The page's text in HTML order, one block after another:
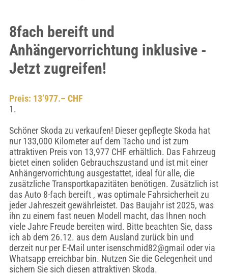
8fach bereift und
Anhängervorrichtung inklusive -
Jetzt zugreifen!
Preis: 13’977.– CHF
1.
Schöner Skoda zu verkaufen! Dieser gepflegte Skoda hat
nur 133,000 Kilometer auf dem Tacho und ist zum
attraktiven Preis von 13,977 CHF erhältlich. Das Fahrzeug
bietet einen soliden Gebrauchszustand und ist mit einer
Anhängervorrichtung ausgestattet, ideal für alle, die
zusätzliche Transportkapazitäten benötigen. Zusätzlich ist
das Auto 8-fach bereift , was optimale Fahrsicherheit zu
jeder Jahreszeit gewährleistet. Das Baujahr ist 2025, was
ihn zu einem fast neuen Modell macht, das Ihnen noch
viele Jahre Freude bereiten wird. Bitte beachten Sie, dass
ich ab dem 26.12. aus dem Ausland zurück bin und
derzeit nur per E-Mail unter isenschmid82@gmail oder via
Whatsapp erreichbar bin. Nutzen Sie die Gelegenheit und
sichern Sie sich diesen attraktiven Skoda.